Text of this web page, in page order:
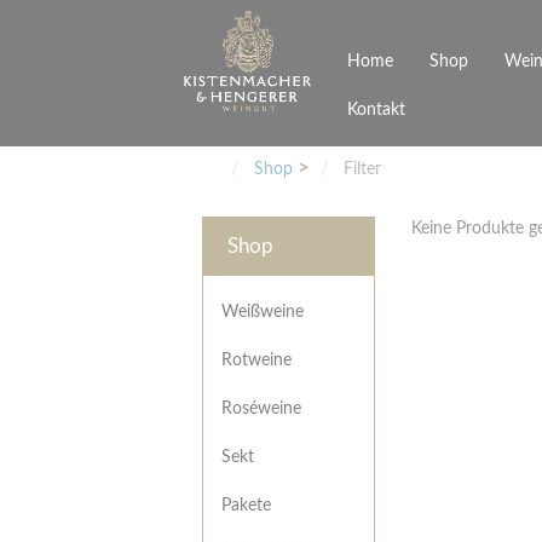
Home Shop
Weißweine
Roséweine
Junges Schwaben
Veranstaltungen
Kontakt
Shop Filter
Shop
Weißweine
Rotweine
Roséweine
Sekt
Pakete
Keine Produkte